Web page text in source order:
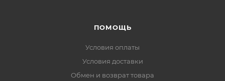
ПОМОЩЬ
Условия оплаты
Условия доставки
Обмен и возврат товара